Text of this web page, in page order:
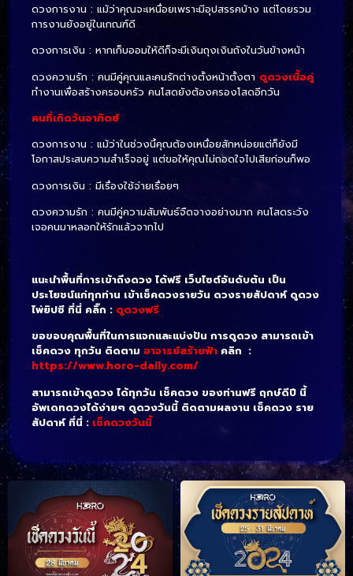
ดวงการงาน : แม้ว่าคุณจะเหนื่อยเพราะมีอุปสรรคบ้าง แต่โดยรวม
การงานยังอยู่ในเกณฑ์ดี
ดวงการเงิน : หากเก็บออมให้ดีก็จะมีเงินถุงเงินถังในวันข้างหน้า
ดวงความรัก : คนมีคู่คุณและคนรักต่างตั้งหน้าตั้งตา ดูดวงเนื้อคู่
ทำงานเพื่อสร้างครอบครัว คนโสดยังต้องครองโสดอีกวัน
คนที่เกิดวันอาทิตย์
ดวงการงาน : แม้ว่าในช่วงนี้คุณต้องเหนื่อยสักหน่อยแต่ก็ยังมี
โอกาสประสบความสำเร็จอยู่ แต่ขอให้คุณไม่ถอดใจไปเสียก่อนก็พอ
ดวงการเงิน : มีเรื่องใช้จ่ายเรื่อยๆ
ดวงความรัก : คนมีคู่ความสัมพันธ์จืดจางอย่างมาก คนโสดระวัง
เจอคนมาหลอกให้รักแล้วจากไป
แนะนำพื้นที่การเข้าถึงดวง ได้ฟรี เว็บไซต์อันดับต้น เป็น
ประโยชน์แก่ทุกท่าน เข้าเช็คดวงรายวัน ดวงรายสัปดาห์ ดูดวง
ไพ่ยิปซี ที่นี่ คลิ๊ก : ดูดวงฟรี
ขอขอบคุณพื้นที่ในการแจกและแบ่งปัน การดูดวง สามารถเข้า
เช็คดวง ทุกวัน ติดตาม อาจารย์สร้ายฟ้า คลิก :
https://www.horo-daily.com/
สามารถเข้าดูดวง ได้ทุกวัน เช็คดวง ของท่านฟรี ฤกษ์ดีปี นี้
อัพเดทดวงได้ง่ายๆ ดูดวงวันนี้ ติดตามผลงาน เช็คดวง ราย
สัปดาห์ ที่นี่ : เช็คดวงวันนี้